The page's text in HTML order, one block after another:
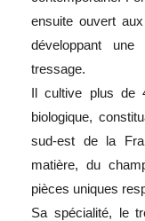
ensuite ouvert
développant
tressage.
Il cultive plus de
biologique,
sud-est de la
matière, du
pièces uniques
Sa spécialité, le